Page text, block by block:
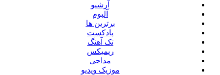
آرشیو
آلبوم
برترین ها
پادکست
تک آهنگ
ریمیکس
مداحی
موزیک ویدیو